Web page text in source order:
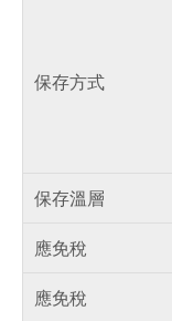
保存方式
保存溫層
應免稅
應免稅